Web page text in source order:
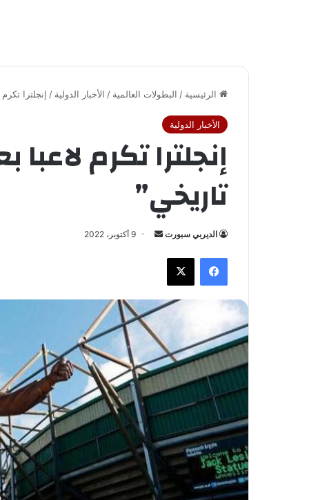
الرئيسية / البطولات العالمية / الأخبار الدولية / إنجلترا تكرم لاعبا بعد
الأخبار الدولية
تاريخي”
الديربي سبورت
ب
ر
ي
د
ا
ك
ر
و
ن
9 أكتوبر، 2022
فيسبوك